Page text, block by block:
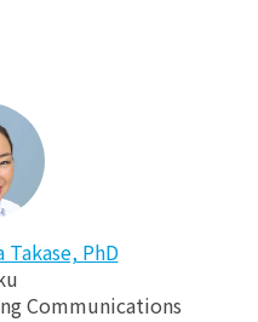
Takase, PhD
Communications